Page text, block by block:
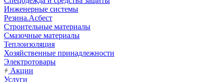
Инженерные системы
Резина.Асбест
Строительные материалы
Смазочные материалы
Теплоизоляция
Хозяйственные принадлежности
Электротовары
Акции
Услуги